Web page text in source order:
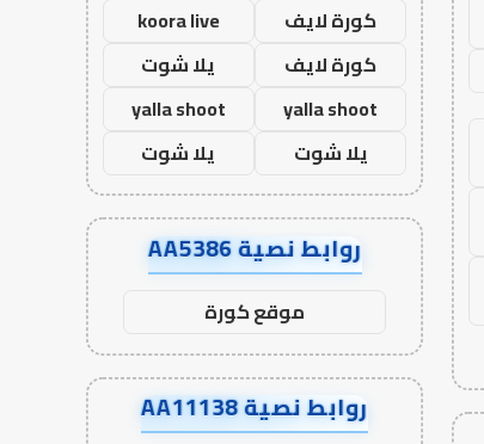
كورة لايف
koora live
كورة لايف
يلا شوت
yalla shoot
yalla shoot
يلا شوت
يلا شوت
روابط نصية AA5386
موقع كورة
روابط نصية AA11138